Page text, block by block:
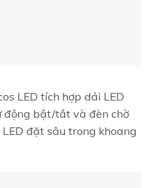
LED tích hợp dải LED
động bật/tắt và đèn chờ
đặt sâu trong khoang